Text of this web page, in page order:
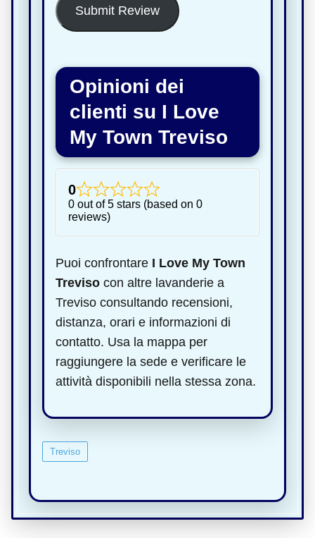
Submit Review
Opinioni dei
clienti su I Love
My Town Treviso
0
0 out of 5 stars (based on 0
reviews)
Puoi confrontare I Love My Town
Treviso con altre lavanderie a
Treviso consultando recensioni,
distanza, orari e informazioni di
contatto. Usa la mappa per
raggiungere la sede e verificare le
attività disponibili nella stessa zona.
Treviso